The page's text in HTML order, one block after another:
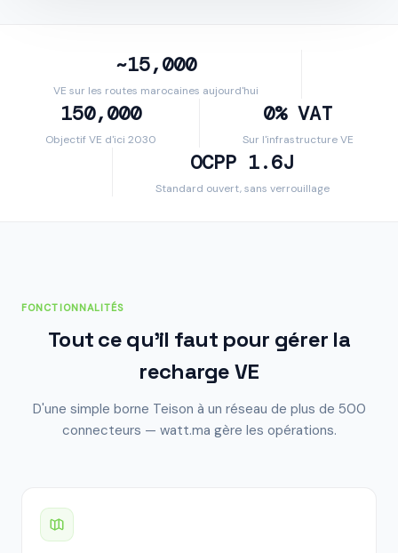
~15,000
VE sur les routes marocaines aujourd'hui
150,000
Objectif VE d'ici 2030
0% VAT
Sur l'infrastructure VE
OCPP 1.6J
Standard ouvert, sans verrouillage
FONCTIONNALITÉS
Tout ce qu'il faut pour gérer la
recharge VE
D'une simple borne Teison à un réseau de plus de 500
connecteurs — watt.ma gère les opérations.